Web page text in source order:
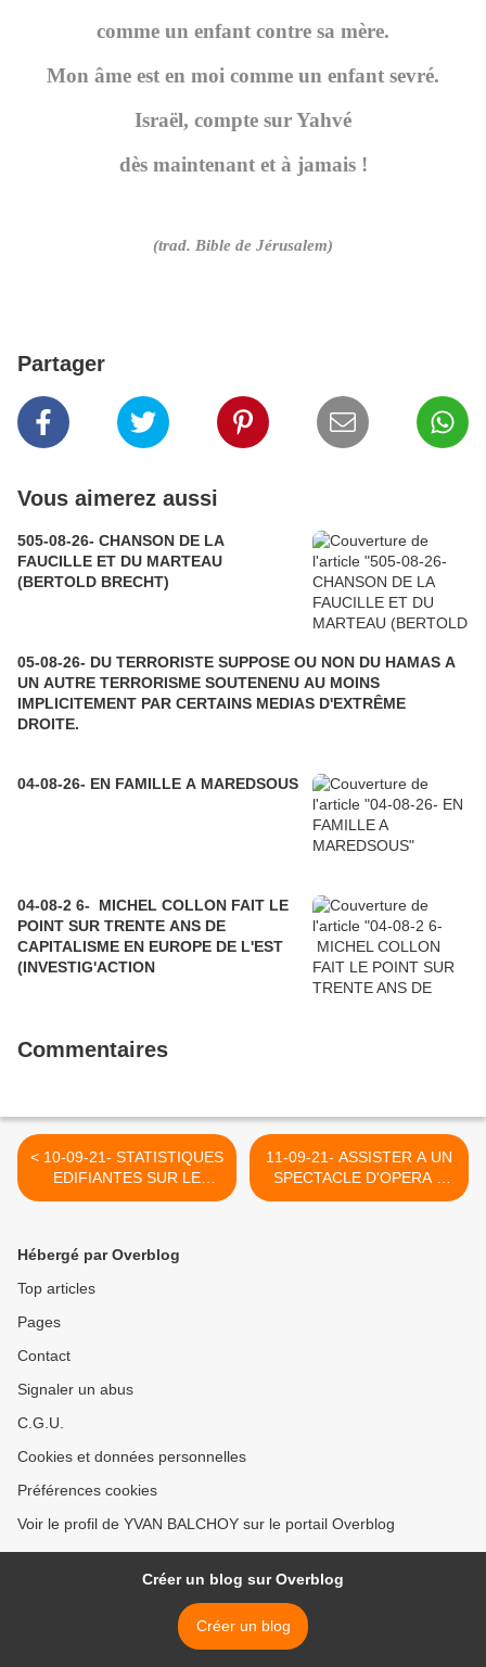
comme un enfant contre sa mère.
Mon âme est en moi comme un enfant sevré.
Israël, compte sur Yahvé
dès maintenant et à jamais !
(trad. Bible de Jérusalem)
Partager
Vous aimerez aussi
505-08-26- CHANSON DE LA
FAUCILLE ET DU MARTEAU
(BERTOLD BRECHT)
05-08-26- DU TERRORISTE SUPPOSE OU NON DU HAMAS A
UN AUTRE TERRORISME SOUTENENU AU MOINS
IMPLICITEMENT PAR CERTAINS MEDIAS D'EXTRÊME
DROITE.
04-08-26- EN FAMILLE A MAREDSOUS
04-08-2 6- MICHEL COLLON FAIT LE
POINT SUR TRENTE ANS DE
CAPITALISME EN EUROPE DE L'EST
(INVESTIG'ACTION
Commentaires
< 10-09-21- STATISTIQUES
EDIFIANTES SUR LE
MACRONISME (SIMON
11-09-21- ASSISTER A UN
SPECTACLE D'OPERA A
WIEN >
Hébergé par Overblog
Top articles
Pages
Contact
Signaler un abus
C.G.U.
Cookies et données personnelles
Préférences cookies
Voir le profil de YVAN BALCHOY sur le portail Overblog
Créer un blog sur Overblog
Créer un blog